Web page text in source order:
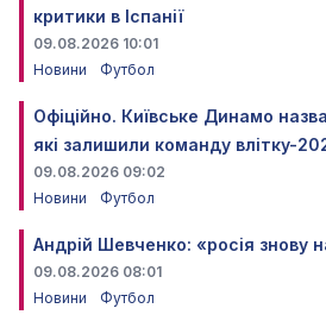
критики в Іспанії
09.08.2026 10:01
Новини
Футбол
Офіційно. Київське Динамо
які залишили команду влітку-
09.08.2026 09:02
Новини
Футбол
Андрій Шевченко: «росія знову
09.08.2026 08:01
Новини
Футбол